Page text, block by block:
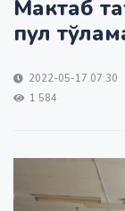
Мактаб
пул
2022-05-17 07:30
1 584